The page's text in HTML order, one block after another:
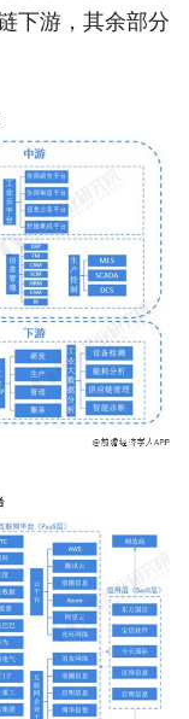
下游，其余部分